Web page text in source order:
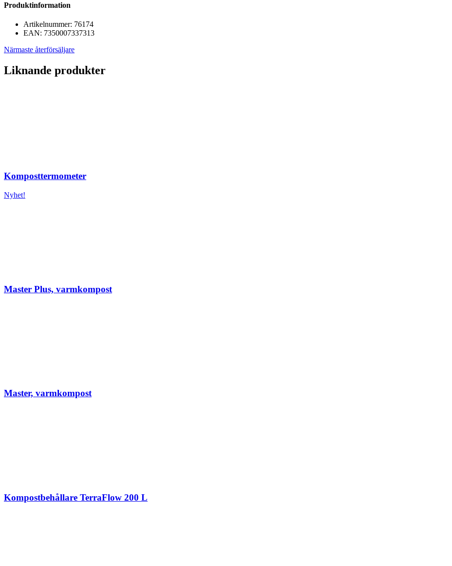
Produktinformation
Artikelnummer: 76174
EAN: 7350007337313
Närmaste återförsäljare
Liknande produkter
Komposttermometer
Nyhet!
Master Plus, varmkompost
Master, varmkompost
Kompostbehållare TerraFlow 200 L